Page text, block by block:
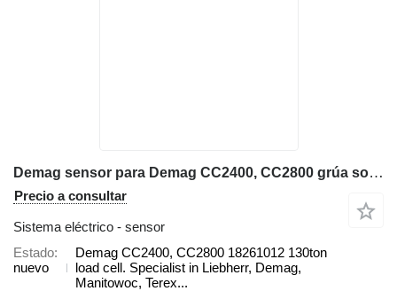
Demag sensor para Demag CC2400, CC2800 grúa sobre orugas
Precio a consultar
Sistema eléctrico - sensor
Estado
nuevo
Demag CC2400, CC2800 18261012 130ton
load cell. Specialist in Liebherr, Demag,
Manitowoc, Terex...